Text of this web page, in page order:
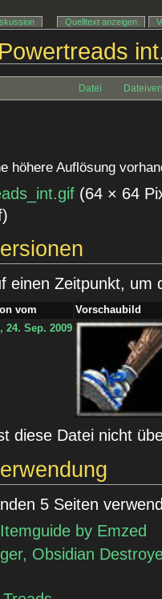
Datei
höhere Auflösung
(64 × 64
)
einen Zeitpunkt, um
vom
Vorschaubild
24. Sep. 2009
diese Datei nicht
5 Seiten
by Emzed
Obsidian
Quelltext anzeigen